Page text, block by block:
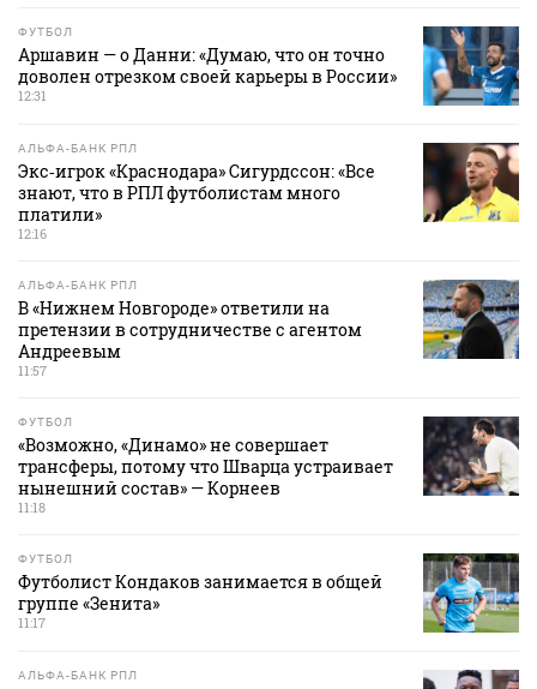
ФУТБОЛ
Аршавин — о Данни: «Думаю, что он точно
доволен отрезком своей карьеры в России»
12:31
АЛЬФА-БАНК РПЛ
Экс‑игрок «Краснодара» Сигурдссон: «Все
знают, что в РПЛ футболистам много
платили»
12:16
АЛЬФА-БАНК РПЛ
В «Нижнем Новгороде» ответили на
претензии в сотрудничестве с агентом
Андреевым
11:57
ФУТБОЛ
«Возможно, «Динамо» не совершает
трансферы, потому что Шварца устраивает
нынешний состав» — Корнеев
11:18
ФУТБОЛ
Футболист Кондаков занимается в общей
группе «Зенита»
11:17
АЛЬФА-БАНК РПЛ